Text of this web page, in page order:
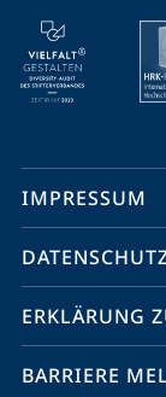
Mobile-
Service-
Navigation
Social
Media
Kontakte
IMPRESSUM
ERKLÄRUNG
BARRIERE